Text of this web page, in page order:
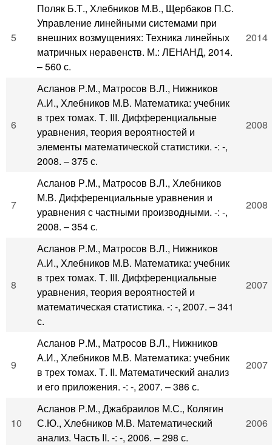
5
Поляк Б.Т., Хлебников М.В., Щербаков П.С.
Управление линейными системами при
внешних возмущениях: Техника линейных
матричных неравенств. М.: ЛЕНАНД, 2014.
– 560 с.
2014
6
Асланов Р.М., Матросов В.Л., Нижников
А.И., Хлебников М.В. Математика: учебник
в трех томах. Т. III. Дифференциальные
уравнения, теория вероятностей и
элементы математической статистики. -: -,
2008. – 375 с.
2008
7
Асланов Р.М., Матросов В.Л., Хлебников
М.В. Дифференциальные уравнения и
уравнения с частными производными. -: -,
2008. – 354 с.
2008
8
Асланов Р.М., Матросов В.Л., Нижников
А.И., Хлебников М.В. Математика: учебник
в трех томах. Т. III. Дифференциальные
уравнения, теория вероятностей и
математическая статистика. -: -, 2007. – 341
с.
2007
9
Асланов Р.М., Матросов В.Л., Нижников
А.И., Хлебников М.В. Математика: учебник
в трех томах. Т. II. Математический анализ
и его приложения. -: -, 2007. – 386 с.
2007
10
Асланов Р.М., Джабраилов М.С., Колягин
С.Ю., Хлебников М.В. Математический
анализ. Часть II. -: -, 2006. – 298 с.
2006